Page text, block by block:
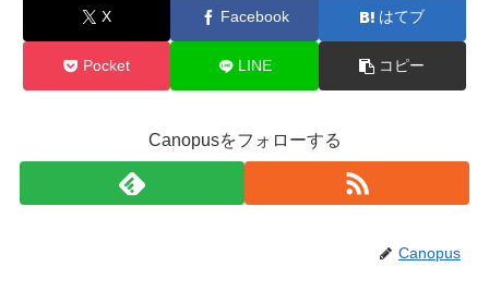
X Facebook はてブ
Pocket LINE コピー
Canopusをフォローする
Canopus